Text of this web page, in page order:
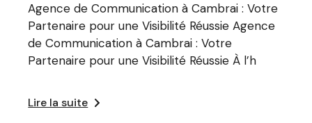
Agence de Communication à Cambrai : Votre
Partenaire pour une Visibilité Réussie Agence
de Communication à Cambrai : Votre
Partenaire pour une Visibilité Réussie À l’h
Lire la suite